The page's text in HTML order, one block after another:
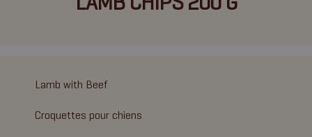
Lamb with Beef
Croquettes pour chiens